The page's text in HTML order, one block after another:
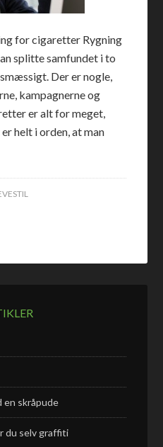
for cigaretter Rygning
splitte samfundet i to
Der er nogle,
kampagnerne og
er alt for meget,
helt i orden, at man
en skråpude
du selv graffiti